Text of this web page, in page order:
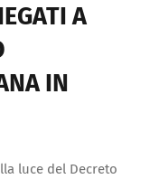
A
IN
luce del Decreto